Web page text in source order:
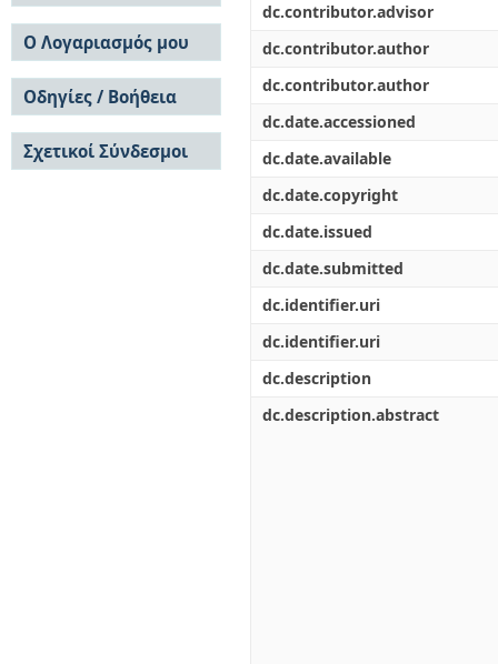
dc.contributor.advisor
dc.contributor.author
dc.contributor.author
dc.date.accessioned
dc.date.available
dc.date.copyright
dc.date.issued
dc.date.submitted
dc.identifier.uri
dc.identifier.uri
dc.description
dc.description.abstract
Σε όλο το DSpace
Κοινότητες & Συλλογές
Ανά Ημερομηνία
Έκδοσης
Συγγραφείς
Τίτλοι
Θέματα
Ο Λογαριασμός μου
Σύνδεση
Εγγραφή
Οδηγίες / Βοήθεια
Οδηγίες Υποβολής
Οδηγίες Χρήσης ΙΑ
Συχνές Ερωτήσεις
Σχετικοί Σύνδεσμοι